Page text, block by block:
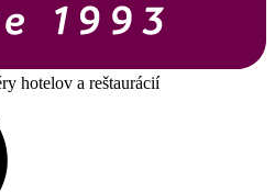
hotelov a reštaurácií